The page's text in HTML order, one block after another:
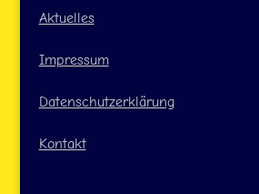
Aktuelles
Impressum
Datenschutzerklärung
Kontakt